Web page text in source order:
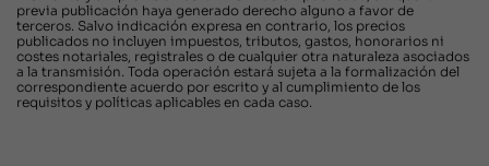
previa publicación haya generado derecho alguno a favor de
terceros. Salvo indicación expresa en contrario, los precios
publicados no incluyen impuestos, tributos, gastos, honorarios ni
costes notariales, registrales o de cualquier otra naturaleza asociados
a la transmisión. Toda operación estará sujeta a la formalización del
correspondiente acuerdo por escrito y al cumplimiento de los
requisitos y políticas aplicables en cada caso.